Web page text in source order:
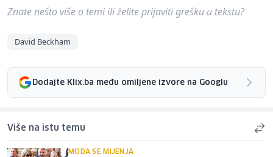
Znate nešto više o temi ili želite prijaviti grešku u tekstu?
David Beckham
Dodajte Klix.ba među omiljene izvore na Googlu
Više na istu temu
MODA SE MIJENJA